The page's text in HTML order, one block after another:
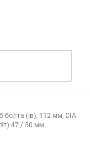
болта (ів), 112 мм, DIA
47 / 50 мм